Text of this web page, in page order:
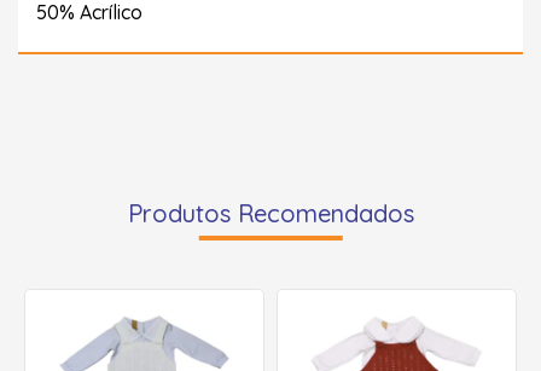
50% Acrílico
Produtos Recomendados